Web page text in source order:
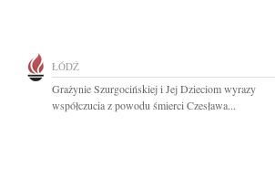
ŁÓDŹ
Grażynie Szurgocińskiej i Jej Dzieciom wyrazy
współczucia z powodu śmierci Czesława...